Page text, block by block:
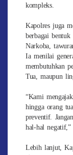
kompleks.
Kapolres juga
berbagai bentuk
Narkoba,
Ia menilai
membutuhkan
Tua, maupun
“Kami
hingga orang
preventif.
hal-hal negatif,”
Lebih lanjut,